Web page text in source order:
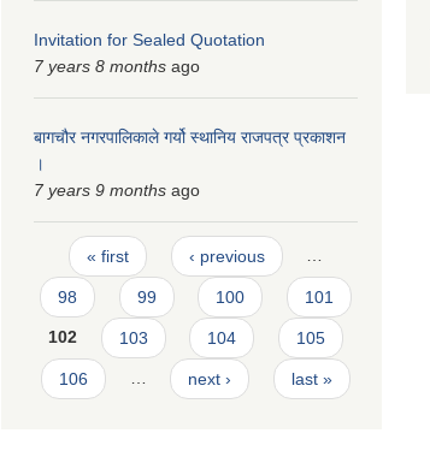
Invitation for Sealed Quotation
7 years 8 months ago
बागचौर नगरपालिकाले गर्यो स्थानिय राजपत्र प्रकाशन
।
7 years 9 months ago
Pages
« first ‹ previous …
98 99 100 101
102 103 104 105
106 … next › last »